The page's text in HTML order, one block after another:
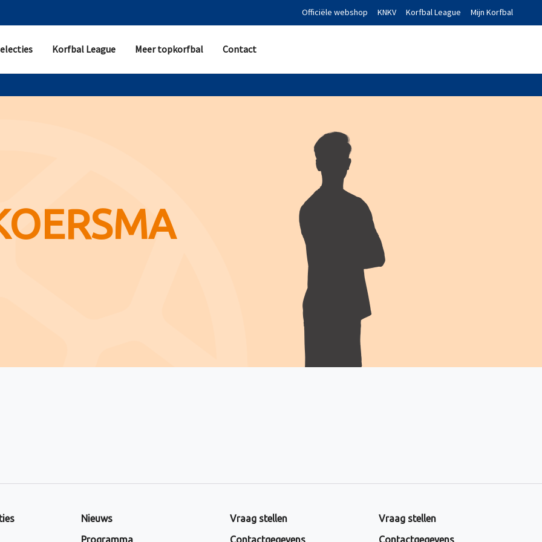
Officiële webshop KNKV Korfbal League Mijn Korfbal
Korfbal League Meer topkorfbal Contact
Nieuws
Programma
Vraag stellen
Contactgegevens
Vraag stellen
Contactgegevens